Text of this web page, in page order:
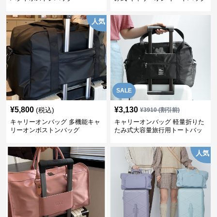
人気
¥5,800 (税込)
キャリーオンバッグ 多機能キャ
リーオンボストンバッグ
SALE
¥3,130 ¥3910(割引前)
キャリーオンバッグ 軽量折りた
たみ式大容量旅行用トートバッ
人気